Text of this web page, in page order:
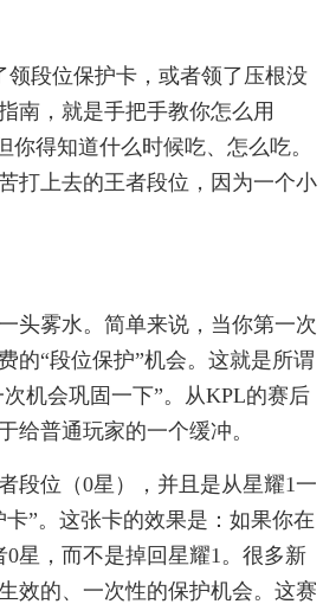
领段位保护卡，或者领了压根没
南，就是手把手教你怎么用
得知道什么时候吃、怎么吃。
打上去的王者段位，因为一个小
头雾水。简单来说，当你第一次
的“段位保护”机会。这就是所谓
机会巩固一下”。从KPL的赛后
给普通玩家的一个缓冲。
段位（0星），并且是从星耀1一
”。这张卡的效果是：如果你在
星，而不是掉回星耀1。很多新
效的、一次性的保护机会。这赛